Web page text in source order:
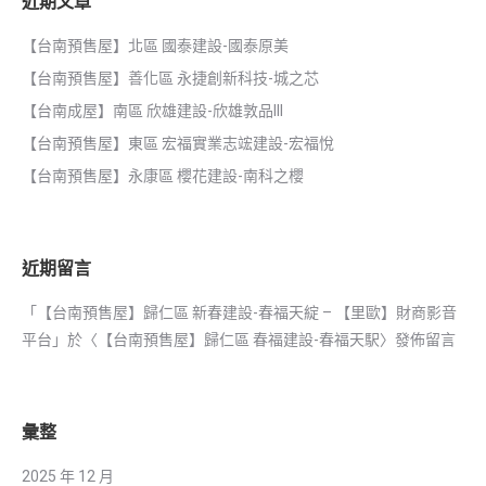
【台南預售屋】北區 國泰建設-國泰原美
【台南預售屋】善化區 永捷創新科技-城之芯
【台南成屋】南區 欣雄建設-欣雄敦品III
【台南預售屋】東區 宏福實業志竤建設-宏福悅
【台南預售屋】永康區 櫻花建設-南科之櫻
近期留言
「
【台南預售屋】歸仁區 新春建設-春福天綻 – 【里歐】財商影音
平台 」於〈 【台南預售屋】歸仁區 春福建設-春福天駅〉發佈留言
彙整
2025 年 12 月